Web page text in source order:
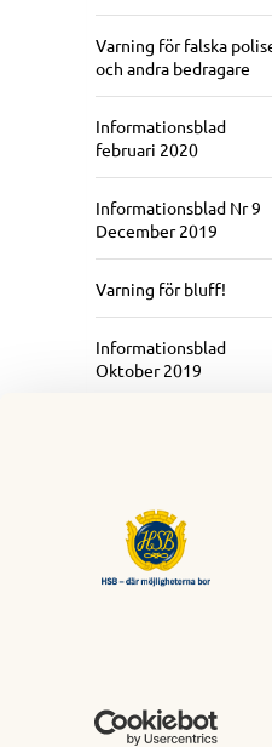
Varning för falska
och andra bedragare
Informationsblad
februari 2020
Informationsblad Nr 9
December 2019
Varning för bluff!
Informationsblad
Oktober 2019